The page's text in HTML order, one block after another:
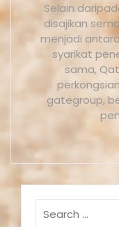
Selain
disajikan
menjadi
syarikat
sama,
gategroup,